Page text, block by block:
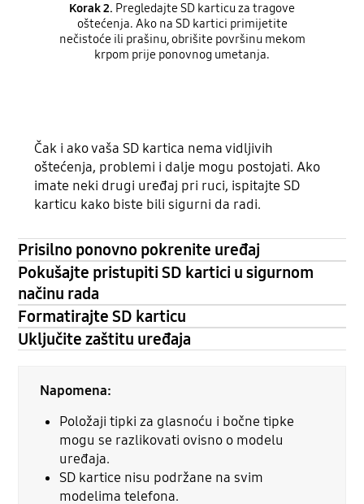
Korak 2. Pregledajte SD karticu za tragove
oštećenja. Ako na SD kartici primijetite
nečistoće ili prašinu, obrišite površinu mekom
krpom prije ponovnog umetanja.
Čak i ako vaša SD kartica nema vidljivih
oštećenja, problemi i dalje mogu postojati. Ako
imate neki drugi uređaj pri ruci, ispitajte SD
karticu kako biste bili sigurni da radi.
Prisilno ponovno pokrenite uređaj
Pokušajte pristupiti SD kartici u sigurnom
načinu rada
Formatirajte SD karticu
Uključite zaštitu uređaja
Napomena:
Položaji tipki za glasnoću i bočne tipke
mogu se razlikovati ovisno o modelu
uređaja.
SD kartice nisu podržane na svim
modelima telefona.